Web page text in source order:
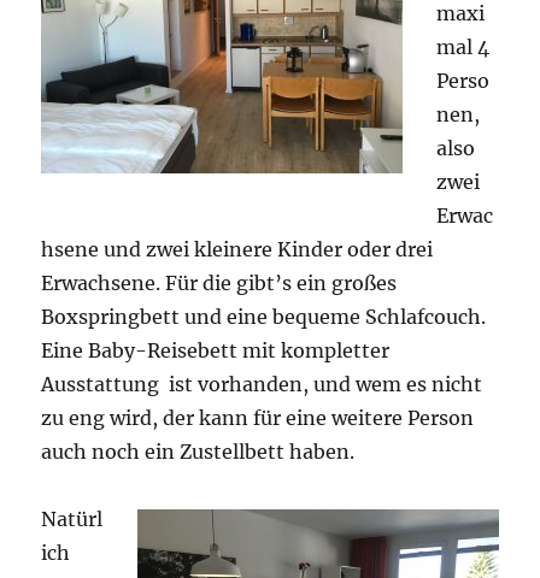
maxi
mal 4
Perso
nen,
also
zwei
Erwac
hsene und zwei kleinere Kinder oder drei
Erwachsene. Für die gibt’s ein großes
Boxspringbett und eine bequeme Schlafcouch.
Eine Baby-Reisebett mit kompletter
Ausstattung ist vorhanden, und wem es nicht
zu eng wird, der kann für eine weitere Person
auch noch ein Zustellbett haben.
Natürl
ich